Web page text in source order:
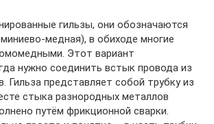
гильзы, они обозначаются
медная), в обиходе многие
Этот вариант
нужно соединить встык провода из
Гильза представляет собой трубку из
стыка разнородных металлов
путём фрикционной сварки.